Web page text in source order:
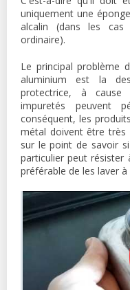
uniquement une
alcalin (dans les
ordinaire).
Le principal problème
aluminium est la
protectrice, à
impuretés peuvent
conséquent, les
métal doivent être très
sur le point de savoir
particulier peut
préférable de les laver à